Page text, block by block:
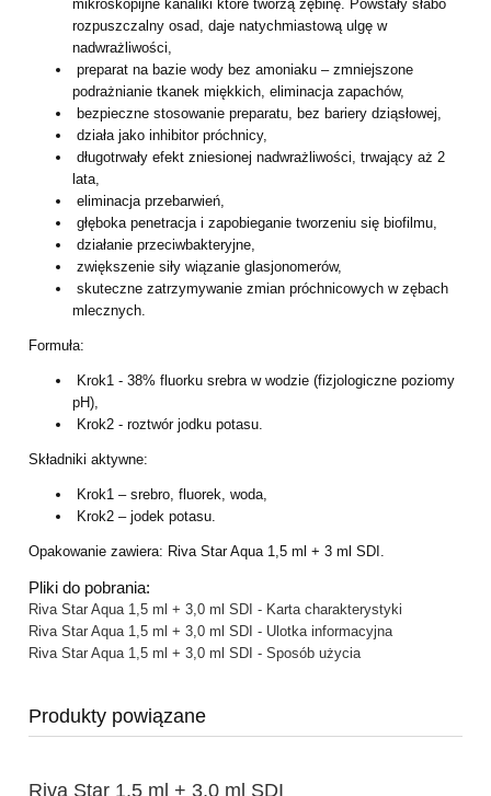
mikroskopijne kanaliki które tworzą zębinę. Powstały słabo
rozpuszczalny osad, daje natychmiastową ulgę w
nadwrażliwości,
preparat na bazie wody bez amoniaku – zmniejszone
podrażnianie tkanek miękkich, eliminacja zapachów,
bezpieczne stosowanie preparatu, bez bariery dziąsłowej,
działa jako inhibitor próchnicy,
długotrwały efekt zniesionej nadwrażliwości, trwający aż 2
lata,
eliminacja przebarwień,
głęboka penetracja i zapobieganie tworzeniu się biofilmu,
działanie przeciwbakteryjne,
zwiększenie siły wiązanie glasjonomerów,
skuteczne zatrzymywanie zmian próchnicowych w zębach
mlecznych.
Formuła:
Krok1 - 38% fluorku srebra w wodzie (fizjologiczne poziomy
pH),
Krok2 - roztwór jodku potasu.
Składniki aktywne:
Krok1 – srebro, fluorek, woda,
Krok2 – jodek potasu.
Opakowanie zawiera: Riva Star Aqua 1,5 ml + 3 ml SDI.
Pliki do pobrania:
Riva Star Aqua 1,5 ml + 3,0 ml SDI - Karta charakterystyki
Riva Star Aqua 1,5 ml + 3,0 ml SDI - Ulotka informacyjna
Riva Star Aqua 1,5 ml + 3,0 ml SDI - Sposób użycia
Produkty powiązane
Riva Star 1,5 ml + 3,0 ml SDI